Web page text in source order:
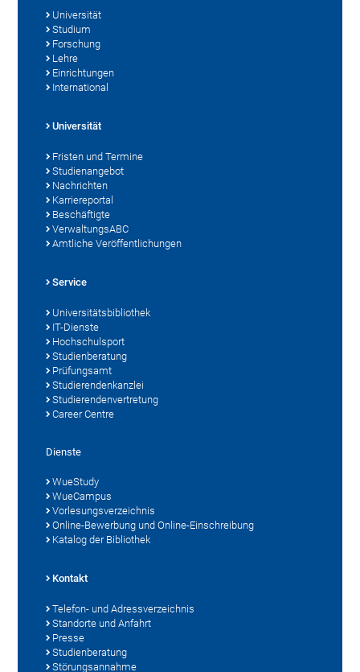
Universität
Studium
Forschung
Lehre
Einrichtungen
International
Universität
Fristen und Termine
Studienangebot
Nachrichten
Karriereportal
Beschäftigte
VerwaltungsABC
Amtliche Veröffentlichungen
Service
Universitätsbibliothek
IT-Dienste
Hochschulsport
Studienberatung
Prüfungsamt
Studierendenkanzlei
Studierendenvertretung
Career Centre
Dienste
WueStudy
WueCampus
Vorlesungsverzeichnis
Online-Bewerbung und Online-Einschreibung
Katalog der Bibliothek
Kontakt
Telefon- und Adressverzeichnis
Standorte und Anfahrt
Presse
Studienberatung
Störungsannahme